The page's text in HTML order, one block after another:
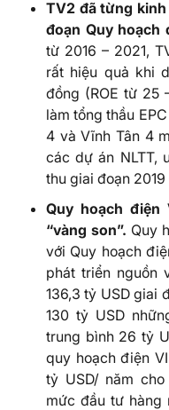
TV2 đã từng
đoạn Quy hoạch
từ 2016 – 2021,
rất hiệu quả khi
đồng (ROE từ 25
làm tổng thầu
4 và Vĩnh Tân 4
các dự án NLTT,
thu giai đoạn 2019
Quy hoạch điện
“vàng son”. Quy
với Quy hoạch
phát triển nguồn
136,3 tỷ USD giai
130 tỷ USD
trung bình 26 tỷ
quy hoạch điện
tỷ USD/ năm
mức đầu tư hàng